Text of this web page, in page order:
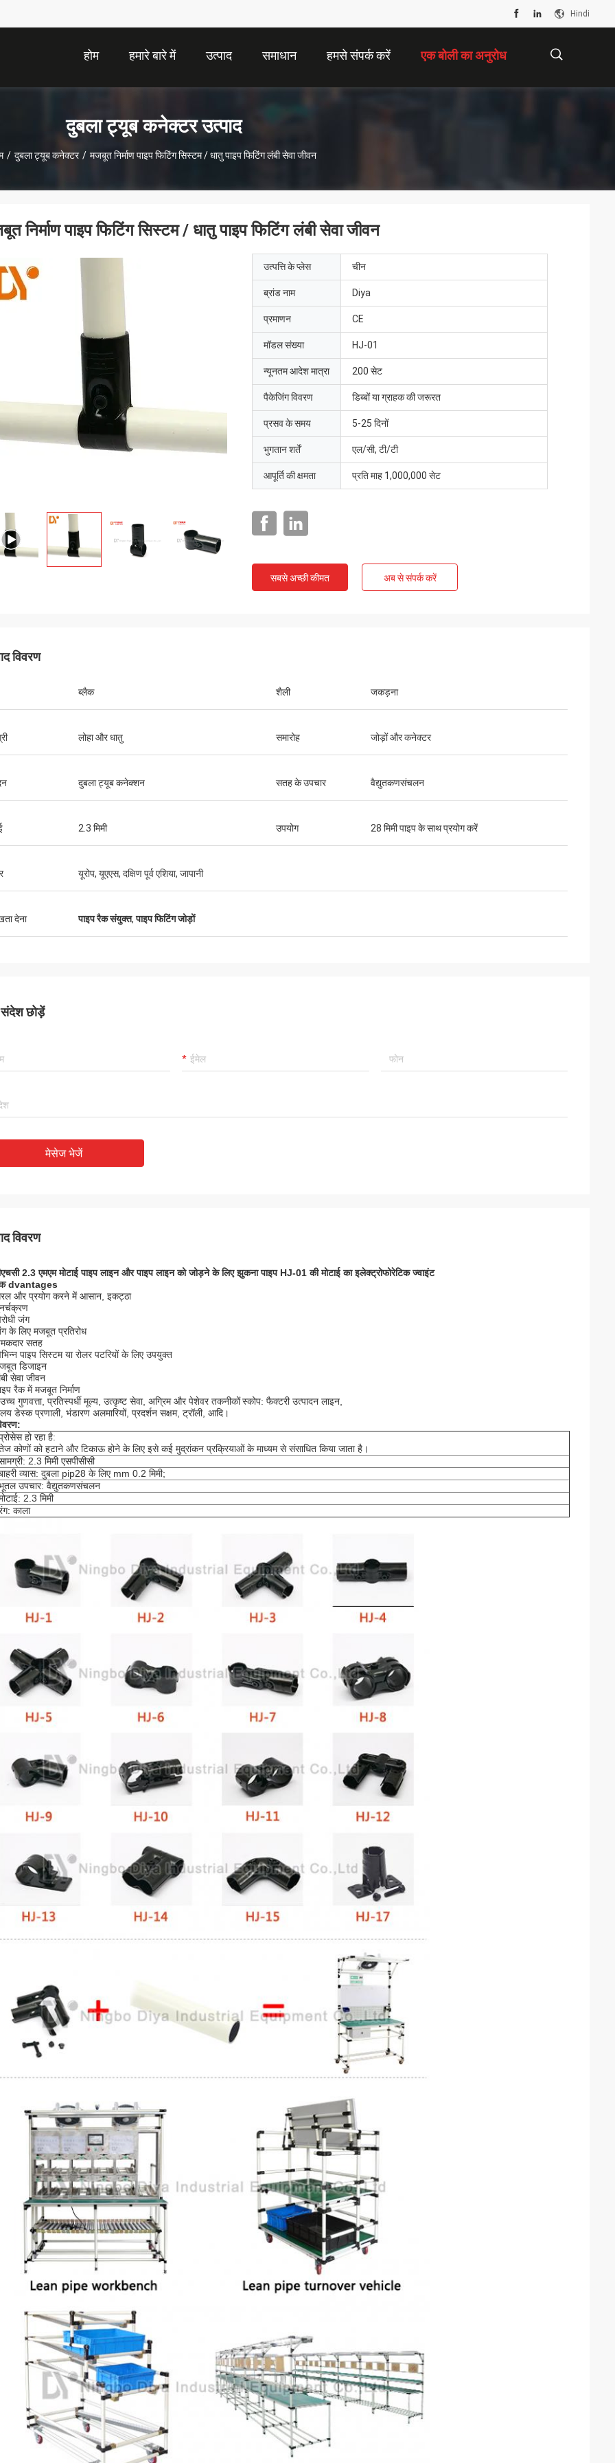
Hindi
होम हमारे बारे में उत्पाद समाधान हमसे संपर्क करें एक बोली का अनुरोध
दुबला ट्यूब कनेक्टर उत्पाद
/ दुबला ट्यूब कनेक्टर / मजबूत निर्माण पाइप फिटिंग सिस्टम / धातु पाइप फिटिंग लंबी सेवा जीवन
हूवेई दूरसंचार
सेवा कंपनी है
निर्माण पाइप फिटिंग सिस्टम / धातु पाइप फिटिंग लंबी सेवा जीवन
उत्पत्ति के प्लेस चीन
ब्रांड नाम Diya
प्रमाणन CE
मॉडल संख्या HJ-01
न्यूनतम आदेश मात्रा 200 सेट
पैकेजिंग विवरण डिब्बों या ग्राहक की जरूरत
प्रसव के समय 5-25 दिनों
भुगतान शर्तें एल/सी, टी/टी
आपूर्ति की क्षमता प्रति माह 1,000,000 सेट
सबसे अच्छी कीमत अब से संपर्क करें
विवरण
ब्लैक शैली जकड़ना
लोहा और धातु समारोह जोड़ों और कनेक्टर
दुबला ट्यूब कनेक्शन सतह के उपचार वैद्युतकणसंचलन
2.3 मिमी उपयोग 28 मिमी पाइप के साथ प्रयोग करें
यूरोप, यूएएस, दक्षिण पूर्व एशिया, जापानी
देना पाइप रैक संयुक्त,पाइप फिटिंग जोड़ों
छोड़ें
मेसेज भेजें
विवरण
2.3 एमएम मोटाई पाइप लाइन और पाइप लाइन को जोड़ने के लिए झुकना पाइप HJ-01 की मोटाई का इलेक्ट्रोफोरेटिक ज्वाइंट
dvantages
और प्रयोग करने में आसान, इकट्ठा
जंग
के लिए मजबूत प्रतिरोध
सतह
पाइप सिस्टम या रोलर पटरियों के लिए उपयुक्त
डिजाइन
सेवा जीवन
रैक में मजबूत निर्माण
गुणवत्ता, प्रतिस्पर्धी मूल्य, उत्कृष्ट सेवा, अग्रिम और पेशेवर तकनीकोंस्कोप: फैक्टरी उत्पादन लाइन,
डेस्क प्रणाली, भंडारण अलमारियों, प्रदर्शन सक्षम, ट्रॉली, आदि।
हो रहा है:
कोणों को हटाने और टिकाऊ होने के लिए इसे कई मुद्रांकन प्रक्रियाओं के माध्यम से संसाधित किया जाता है।
2.3 मिमी एसपीसीसी
व्यास: दुबला pip28 के लिए mm 0.2 मिमी;
उपचार: वैद्युतकणसंचलन
2.3 मिमी
काला